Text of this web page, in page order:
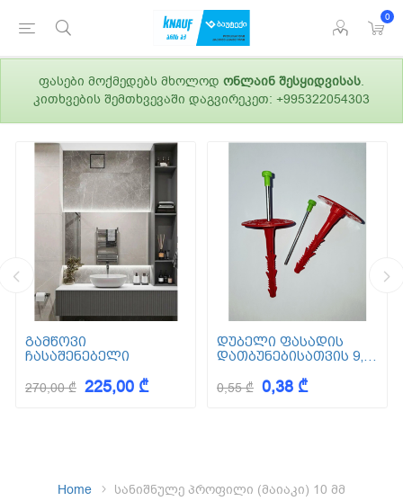
0
ფასები მოქმედებს მხოლოდ ონლაინ შესყიდვისას.
კითხვების შემთხვევაში დაგვირეკეთ: +995322054303
გამწოვი
ჩასაშენებელი
270,00 ₾ 225,00 ₾
დუბელი ფასადის
დათბუნებისათვის 9,5
0,55 ₾ 0,38 ₾
Home სანიშნულე პროფილი (მაიაკი) 10 მმ